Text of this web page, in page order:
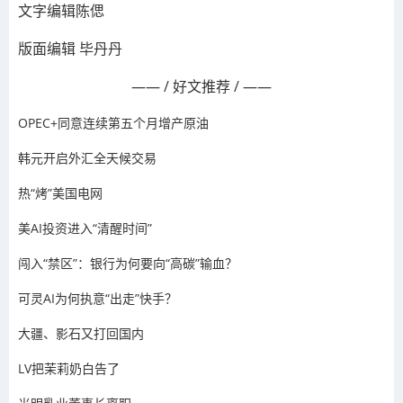
文字编辑陈偲
版面编辑 毕丹丹
—— / 好文推荐 / ——
OPEC+同意连续第五个月增产原油
韩元开启外汇全天候交易
热“烤”美国电网
美AI投资进入“清醒时间”
闯入“禁区”：银行为何要向“高碳”输血？
可灵AI为何执意“出走”快手？
大疆、影石又打回国内
LV把茉莉奶白告了